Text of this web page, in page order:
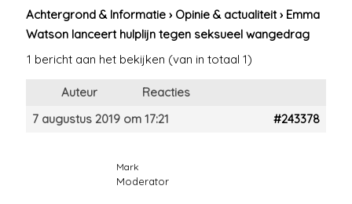
Achtergrond & Informatie › Opinie & actualiteit › Emma
Watson lanceert hulplijn tegen seksueel wangedrag
1 bericht aan het bekijken (van in totaal 1)
Auteur
Reacties
7 augustus 2019 om 17:21
#243378
Mark
Moderator